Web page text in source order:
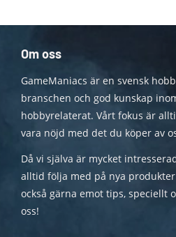
Om oss
GameManiacs är en svensk
branschen och god kunskap
hobbyrelaterat. Vårt fokus är
vara nöjd med det du köper av
Då vi själva är mycket
alltid följa med på nya
också gärna emot tips, speciellt
oss!